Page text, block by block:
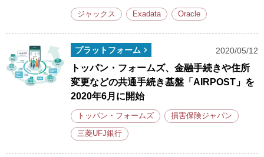
ジャックス Exadata Oracle
プラットフォーム 2020/05/12
トッパン・フォームズ、金融手続きや住所
変更などの共通手続き基盤「AIRPOST」を
2020年6月に開始
トッパン・フォームズ 損害保険ジャパン
三菱UFJ銀行